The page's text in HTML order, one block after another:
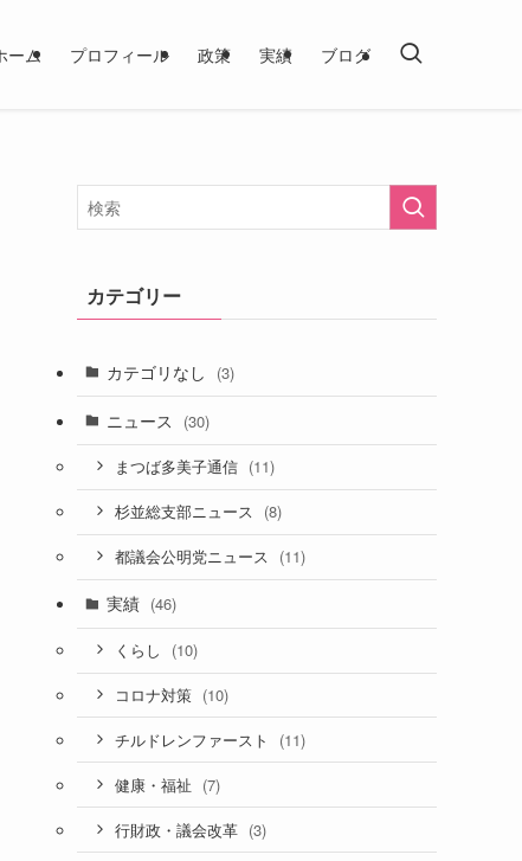
ーム プロフィール 政策 実績 ブログ
カテゴリー
カテゴリなし (3)
ニュース (30)
まつば多美子通信 (11)
杉並総支部ニュース (8)
都議会公明党ニュース (11)
実績 (46)
くらし (10)
コロナ対策 (10)
チルドレンファースト (11)
健康・福祉 (7)
行財政・議会改革 (3)